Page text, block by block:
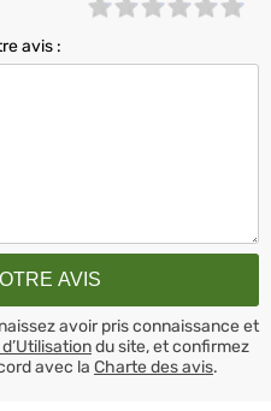
avis :
avoir pris connaissance et
du site, et confirmez
avec la Charte des avis.